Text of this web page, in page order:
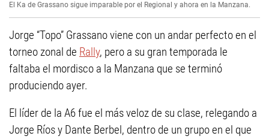
El Ka de Grassano sigue imparable por el Regional y ahora en la Manzana.
Jorge “Topo” Grassano viene con un andar perfecto en el
torneo zonal de Rally, pero a su gran temporada le
faltaba el mordisco a la Manzana que se terminó
produciendo ayer.
El líder de la A6 fue el más veloz de su clase, relegando a
Jorge Ríos y Dante Berbel, dentro de un grupo en el que